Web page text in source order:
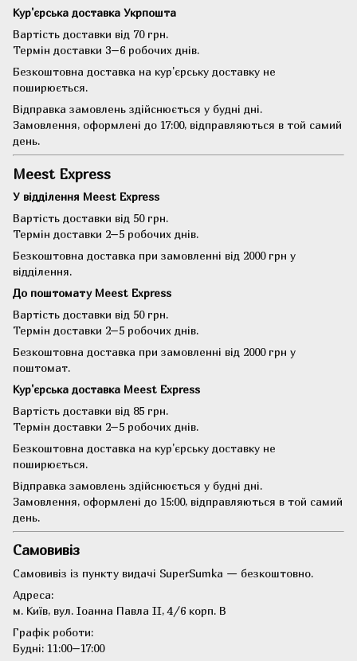
Кур'єрська доставка Укрпошта
Вартість доставки від 70 грн.
Термін доставки 3–6 робочих днів.
Безкоштовна доставка на кур'єрську доставку не
поширюється.
Відправка замовлень здійснюється у будні дні.
Замовлення, оформлені до 17:00, відправляються в той самий
день.
Meest Express
У відділення Meest Express
Вартість доставки від 50 грн.
Термін доставки 2–5 робочих днів.
Безкоштовна доставка при замовленні від 2000 грн у
відділення.
До поштомату Meest Express
Вартість доставки від 50 грн.
Термін доставки 2–5 робочих днів.
Безкоштовна доставка при замовленні від 2000 грн у
поштомат.
Кур'єрська доставка Meest Express
Вартість доставки від 85 грн.
Термін доставки 2–5 робочих днів.
Безкоштовна доставка на кур'єрську доставку не
поширюється.
Відправка замовлень здійснюється у будні дні.
Замовлення, оформлені до 15:00, відправляються в той самий
день.
Самовивіз
Самовивіз із пункту видачі SuperSumka — безкоштовно.
Адреса:
м. Київ, вул. Іоанна Павла II, 4/6 корп. В
Графік роботи:
Будні: 11:00–17:00